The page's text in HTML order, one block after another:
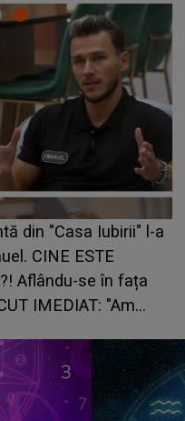
2026. Zodia
O decizie luată în
și îi dă toate